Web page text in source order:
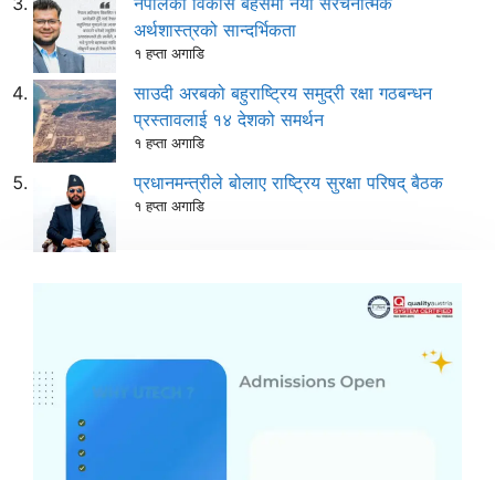
अर्थशास्त्रको सान्दर्भिकता
१ हप्ता अगाडि
साउदी अरबको बहुराष्ट्रिय समुद्री रक्षा गठबन्धन
प्रस्तावलाई १४ देशको समर्थन
१ हप्ता अगाडि
प्रधानमन्त्रीले बोलाए राष्ट्रिय सुरक्षा परिषद् बैठक
१ हप्ता अगाडि